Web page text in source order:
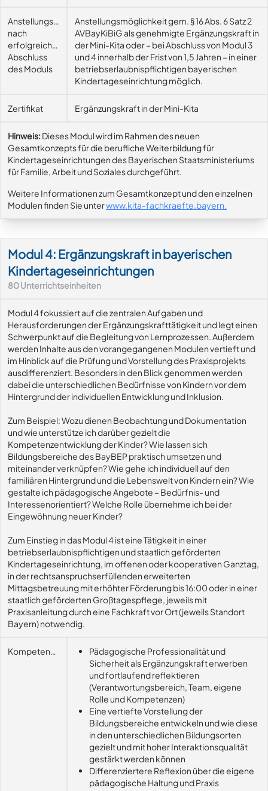
Anstellungsmöglichkeit
nach
erfolgreichem
Abschluss
des Moduls
Anstellungsmöglichkeit gem. § 16 Abs. 6 Satz 2
AVBayKiBiG als genehmigte Ergänzungskraft in
der Mini-Kita oder – bei Abschluss von Modul 3
und 4 innerhalb der Frist von 1,5 Jahren – in einer
betriebserlaubnispflichtigen bayerischen
Kindertageseinrichtung möglich.
Zertifikat Ergänzungskraft in der Mini-Kita
Hinweis:Dieses Modul wird im Rahmen des neuen
Gesamtkonzepts für die berufliche Weiterbildung für
Kindertageseinrichtungen des Bayerischen Staatsministeriums
für Familie, Arbeit und Soziales durchgeführt.
Weitere Informationen zum Gesamtkonzept und den einzelnen
Modulen finden Sie unterwww.kita-fachkraefte.bayern.
Modul 4: Ergänzungskraft in bayerischen
Kindertageseinrichtungen
80Unterrichtseinheiten
Modul 4 fokussiert auf die zentralen Aufgaben und
Herausforderungen der Ergänzungskrafttätigkeit und legt einen
Schwerpunkt auf die Begleitung von Lernprozessen. Außerdem
werden Inhalte aus den vorangegangenen Modulen vertieft und
im Hinblick auf die Prüfung und Vorstellung des Praxisprojekts
ausdifferenziert. Besonders in den Blick genommen werden
dabei die unterschiedlichen Bedürfnisse von Kindern vor dem
Hintergrund der individuellen Entwicklung und Inklusion.
Zum Beispiel: Wozu dienen Beobachtung und Dokumentation
und wie unterstütze ich darüber gezielt die
Kompetenzentwicklung der Kinder? Wie lassen sich
Bildungsbereiche des BayBEP praktisch umsetzen und
miteinander verknüpfen? Wie gehe ich individuell auf den
familiären Hintergrund und die Lebenswelt von Kindern ein? Wie
gestalte ich pädagogische Angebote – Bedürfnis- und
Interessenorientiert? Welche Rolle übernehme ich bei der
Eingewöhnung neuer Kinder?
Zum Einstieg in das Modul 4 ist eine Tätigkeit in einer
betriebserlaubnispflichtigen und staatlich geförderten
Kindertageseinrichtung, im offenen oder kooperativen Ganztag,
in der rechtsanspruchserfüllenden erweiterten
Mittagsbetreuung mit erhöhter Förderung bis 16:00 oder in einer
staatlich geförderten Großtagespflege, jeweils mit
Praxisanleitung durch eine Fachkraft vor Ort (jeweils Standort
Bayern) notwendig.
Kompetenzerwerb
Pädagogische Professionalität und
Sicherheit als Ergänzungskraft erwerben
und fortlaufend reflektieren
(Verantwortungsbereich, Team, eigene
Rolle und Kompetenzen)
Eine vertiefte Vorstellung der
Bildungsbereiche entwickeln und wie diese
in den unterschiedlichen Bildungsorten
gezielt und mit hoher Interaktionsqualität
gestärkt werden können
Differenziertere Reflexion über die eigene
pädagogische Haltung und Praxis